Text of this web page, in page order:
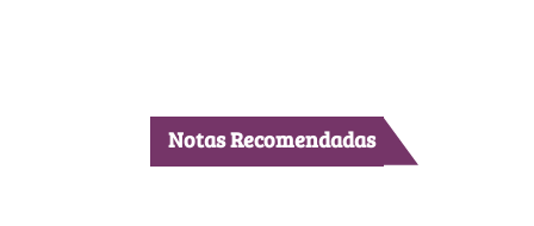
Notas Recomendadas